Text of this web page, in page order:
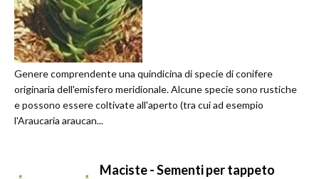
Genere comprendente una quindicina di specie di conifere
originaria dell'emisfero meridionale. Alcune specie sono rustiche
e possono essere coltivate all'aperto (tra cui ad esempio
l'Araucaria araucan...
Maciste - Sementi per tappeto